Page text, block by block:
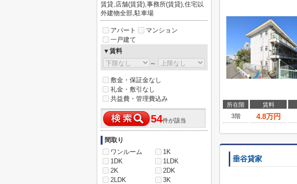
所在階 賃料
3階
4.8万円
垂谷貸家
賃貸,店舗(賃貸),事務所(賃貸),住宅以
外建物全部,駐車場
アパート
マンション
一戸建て
▼賃料
～
敷金・保証金なし
礼金・敷引なし
共益費・管理費込み
54件が該当
間取り
ワンルーム
1K
1DK
1LDK
2K
2DK
2LDK
3K